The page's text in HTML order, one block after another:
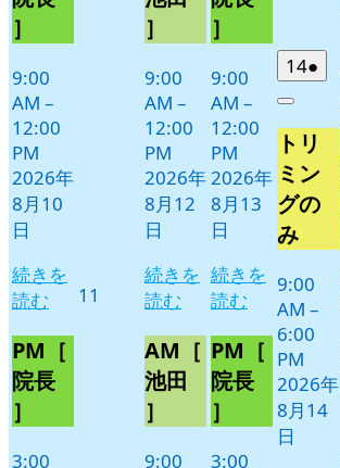
日
ト)
］
9:00
AM –
12:00
PM
2026年
8月10
日
続きを
読む
PM［
院長
］
3:00
11
日
ト)
］
9:00
AM –
12:00
PM
2026年
8月12
日
続きを
読む
AM［
池田
］
9:00
日
ト)
］
9:00
AM –
12:00
PM
2026年
8月13
日
続きを
読む
PM［
院長
］
3:00
142026
年
月
14
日
●
件
ベ
ン
ト)
Close
トリ
ミン
グの
み
9:00
AM –
6:00
PM
2026年
8月14
日